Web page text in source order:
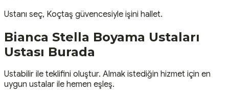
Ustanı seç, Koçtaş güvencesiyle işini hallet.
Bianca Stella Boyama Ustaları
Ustası Burada
Ustabilir ile teklifini oluştur. Almak istediğin hizmet için en
uygun ustalar ile hemen eşleş.